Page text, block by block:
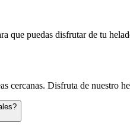
que puedas disfrutar de tu
cercanas. Disfruta de nuestro